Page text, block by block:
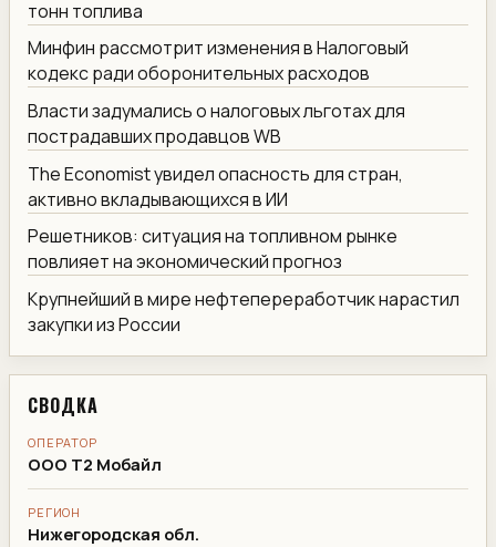
тонн топлива
Минфин рассмотрит изменения в Налоговый
кодекс ради оборонительных расходов
Власти задумались о налоговых льготах для
пострадавших продавцов WB
The Economist увидел опасность для стран,
активно вкладывающихся в ИИ
Решетников: ситуация на топливном рынке
повлияет на экономический прогноз
Крупнейший в мире нефтепереработчик нарастил
закупки из России
СВОДКА
ОПЕРАТОР
ООО Т2 Мобайл
РЕГИОН
Нижегородская обл.